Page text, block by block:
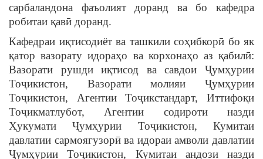
сарбаландона фаъолият доранд ва бо кафедра
робитаи қавӣ доранд.
Кафедраи иқтисодиёт ва ташкили соҳибкорӣ бо як
қатор вазорату идораҳо ва корхонаҳо аз қабилӣ:
Вазорати рушди иқтисод ва савдои Ҷумҳурии
Тоҷикистон, Вазорати молияи Ҷумҳурии
Тоҷикистон, Агентии Тоҷикстандарт, Иттифоқи
Тоҷикматлубот, Агентии содироти назди
Ҳукумати Ҷумҳурии Тоҷикистон, Кумитаи
давлатии сармоягузорӣ ва идораи амволи давлатии
Ҷумҳурии Тоҷикистон, Кумитаи андози назди